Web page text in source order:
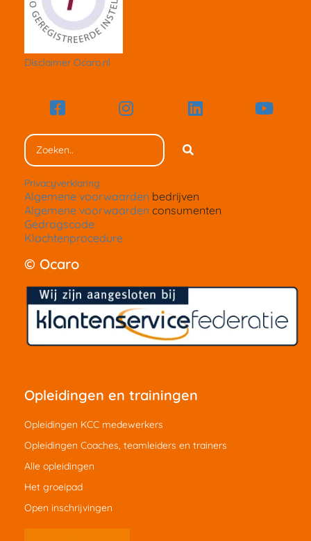
Disclaimer Ocaro.nl
Privacyverklaring
Algemene voorwaarden bedrijven
Algemene voorwaarden consumenten
Gedragscode
Klachtenprocedure
© Ocaro
Opleidingen en trainingen
Opleidingen KCC medewerkers
Opleidingen Coaches, teamleiders en trainers
Alle opleidingen
Het groeipad
Open inschrijvingen